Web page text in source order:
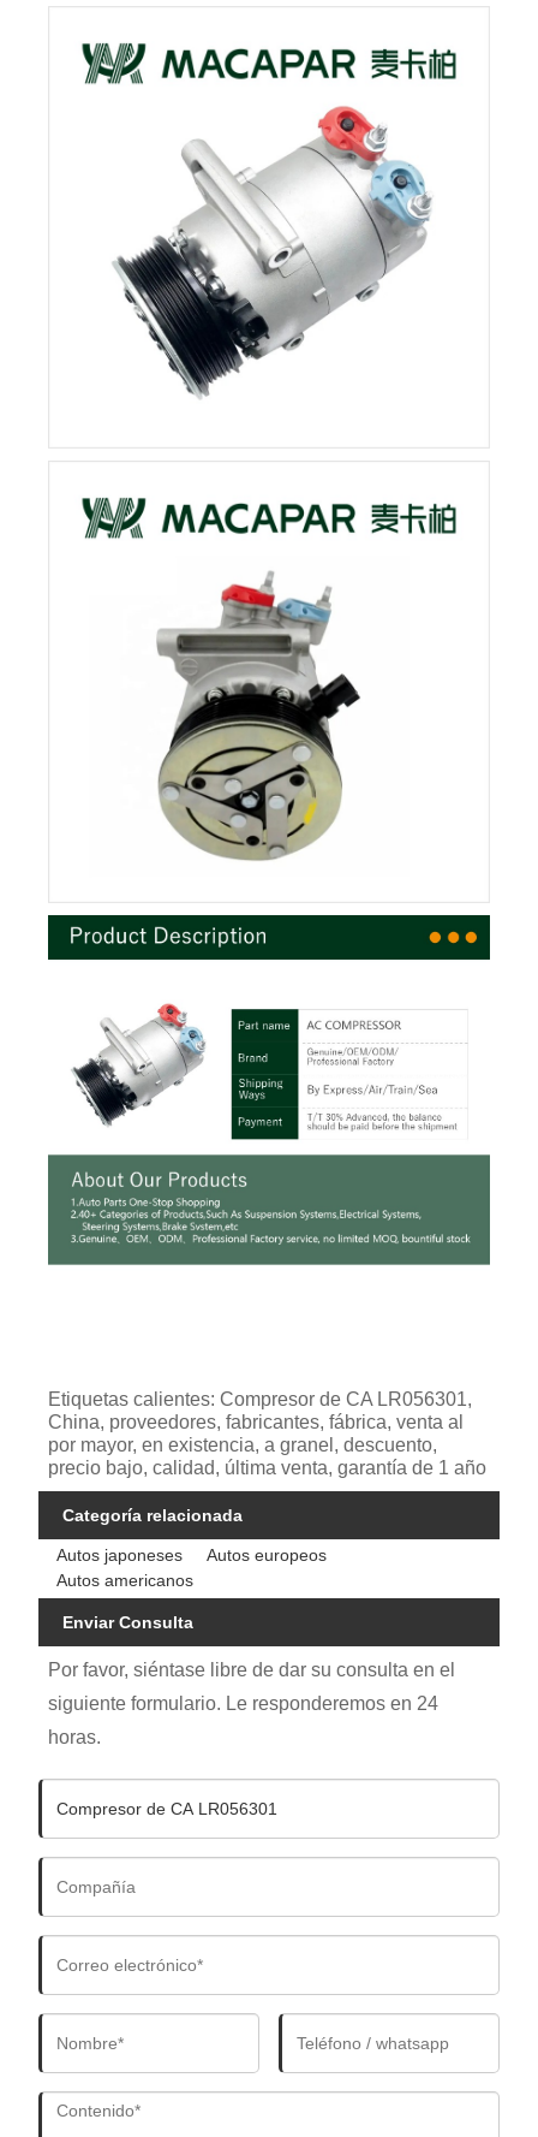
Etiquetas calientes: Compresor de CA LR056301,
China, proveedores, fabricantes, fábrica, venta al
por mayor, en existencia, a granel, descuento,
precio bajo, calidad, última venta, garantía de 1 año
Categoría relacionada
Autos japoneses
Autos europeos
Autos americanos
Enviar Consulta
Por favor, siéntase libre de dar su consulta en el
siguiente formulario. Le responderemos en 24
horas.